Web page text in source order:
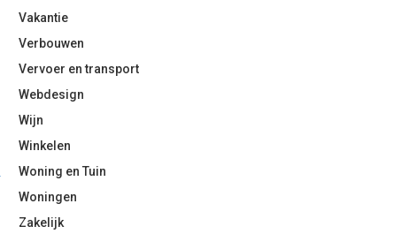
Vakantie
Verbouwen
Vervoer en transport
Webdesign
Wijn
Winkelen
Woning en Tuin
Woningen
Zakelijk